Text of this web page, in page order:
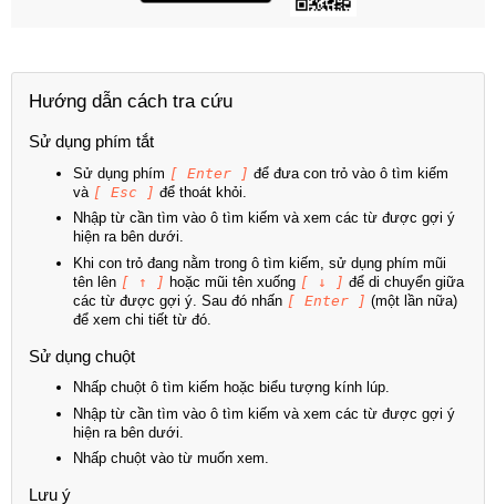
Hướng dẫn cách tra cứu
Sử dụng phím tắt
Sử dụng phím [ Enter ] để đưa con trỏ vào ô tìm kiếm
và [ Esc ] để thoát khỏi.
Nhập từ cần tìm vào ô tìm kiếm và xem các từ được gợi ý
hiện ra bên dưới.
Khi con trỏ đang nằm trong ô tìm kiếm, sử dụng phím mũi
tên lên [ ↑ ] hoặc mũi tên xuống [ ↓ ] để di chuyển giữa
các từ được gợi ý. Sau đó nhấn [ Enter ] (một lần nữa)
để xem chi tiết từ đó.
Sử dụng chuột
Nhấp chuột ô tìm kiếm hoặc biểu tượng kính lúp.
Nhập từ cần tìm vào ô tìm kiếm và xem các từ được gợi ý
hiện ra bên dưới.
Nhấp chuột vào từ muốn xem.
Lưu ý